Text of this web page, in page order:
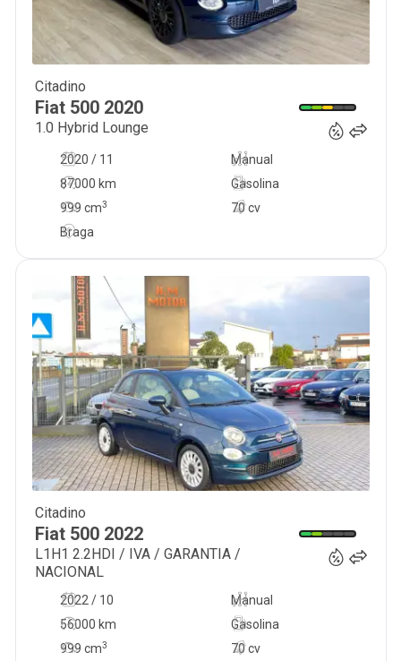
Citadino
Fiat 500 2020
1.0 Hybrid Lounge
2020 / 11
Manual
87000 km
70 cv
Gasolina
999 cm3
Braga
Citadino
Fiat 500 2022
L1H1 2.2HDI / IVA / GARANTIA /
NACIONAL
2022 / 10
Manual
56000 km
70 cv
Gasolina
999 cm3